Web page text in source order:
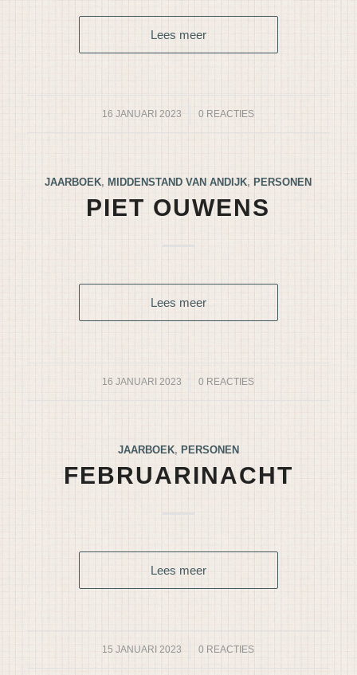
Lees meer
16 JANUARI 2023
/ 0 REACTIES
JAARBOEK, MIDDENSTAND VAN ANDIJK, PERSONEN
PIET OUWENS
Lees meer
16 JANUARI 2023
/ 0 REACTIES
JAARBOEK, PERSONEN
FEBRUARINACHT
Lees meer
15 JANUARI 2023
/ 0 REACTIES